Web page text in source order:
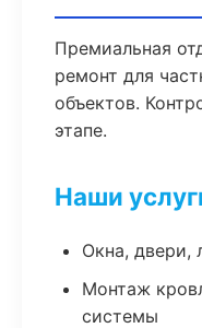
Премиальная
ремонт для
объектов.
этапе.
Наши
Окна, двери,
Монтаж
системы